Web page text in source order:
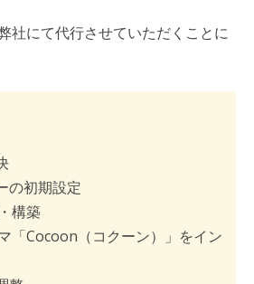
社にて代行させていただくことに
の初期設定
構築
「Cocoon（コクーン）」をイン